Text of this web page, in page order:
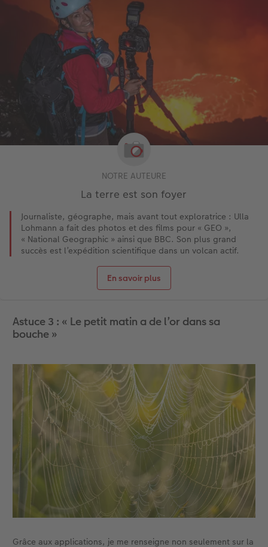
NOTRE AUTEURE
La terre est son foyer
Journaliste, géographe, mais avant tout exploratrice : Ulla
Lohmann a fait des photos et des films pour « GEO »,
« National Geographic » ainsi que BBC. Son plus grand
succès est l’expédition scientifique dans un volcan actif.
En savoir plus
Astuce 3 : « Le petit matin a de l’or dans sa
bouche »
Grâce aux applications, je me renseigne non seulement sur la